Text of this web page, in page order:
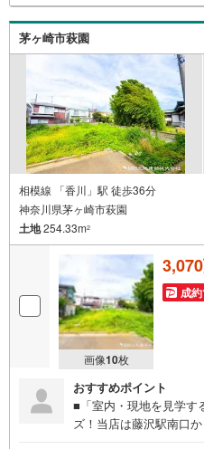
ですお客様のこだわり
はお車の無料提携駐車
フまでお問合せくださ
ー、ドラックストア等
レポート」お渡します■
宅や指定場所から無料
茅ヶ崎市萩園
相模線 「香川」駅 徒歩36分
神奈川県茅ヶ崎市萩園
土地254.33m2
画像10枚
成
おすすめポイント
■「室内・現地を見学す
ズ！当店は藤沢駅南口